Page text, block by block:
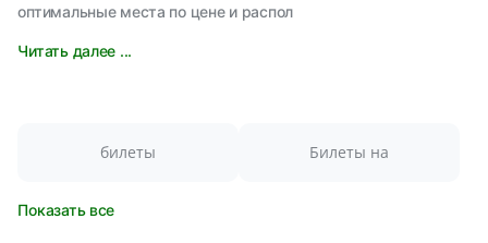
оптимальные места по цене и распол
Читать далее ...
билеты Билеты на
Показать все